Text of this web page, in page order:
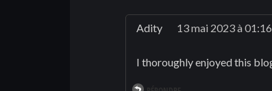
Adity 13 mai 2023 à 01:16
I thoroughly enjoyed this